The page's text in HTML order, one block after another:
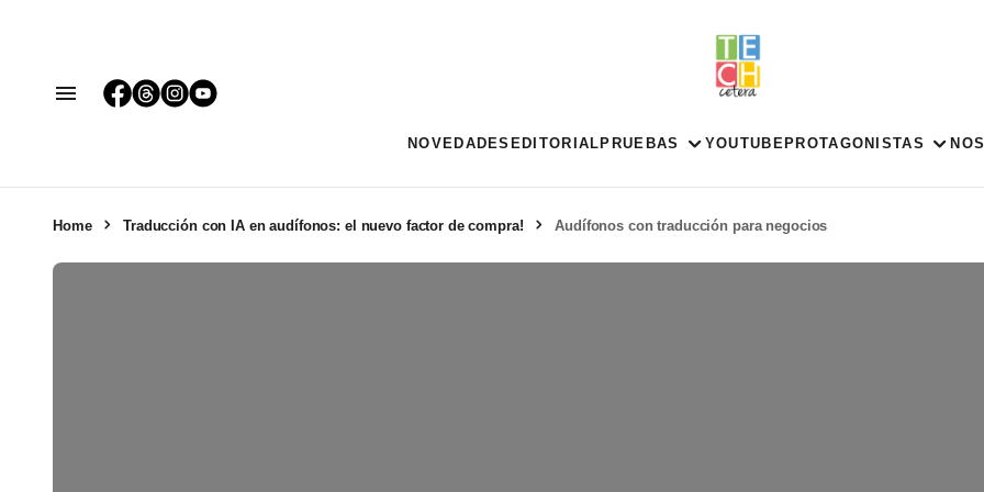
NOVEDADES EDITORIAL PRUEBAS YOUTUBE PROTAGONISTAS
Home Traducción con IA en audífonos: el nuevo factor de compra! Audífonos con traducción para negocios